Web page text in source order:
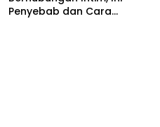
Penyebab dan Cara